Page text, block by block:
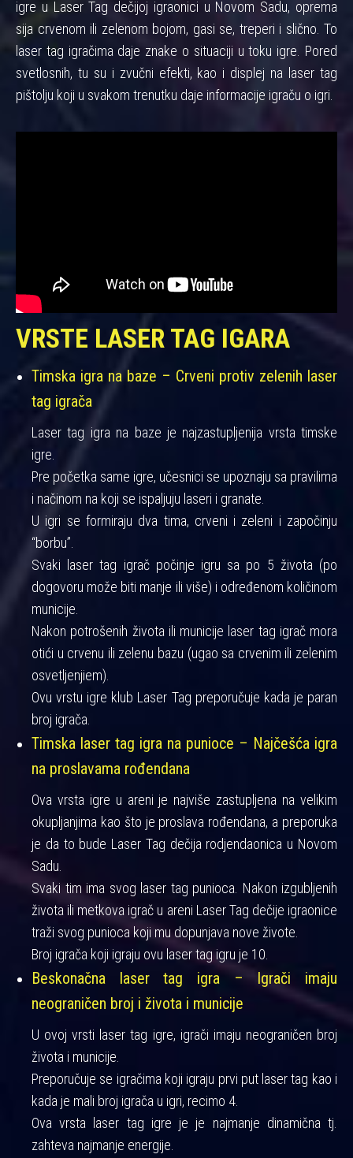
igre u Laser Tag dečijoj igraonici u Novom Sadu, oprema
sija crvenom ili zelenom bojom, gasi se, treperi i slično. To
laser tag igračima daje znake o situaciji u toku igre. Pored
svetlosnih, tu su i zvučni efekti, kao i displej na laser tag
pištolju koji u svakom trenutku daje informacije igraču o igri.
VRSTE LASER TAG IGARA
Timska igra na baze – Crveni protiv zelenih laser
tag igrača
Laser tag igra na baze je najzastupljenija vrsta timske
igre.
Pre početka same igre, učesnici se upoznaju sa pravilima
i načinom na koji se ispaljuju laseri i granate.
U igri se formiraju dva tima, crveni i zeleni i započinju
“borbu”.
Svaki laser tag igrač počinje igru sa po 5 života (po
dogovoru može biti manje ili više) i određenom količinom
municije.
Nakon potrošenih života ili municije laser tag igrač mora
otići u crvenu ili zelenu bazu (ugao sa crvenim ili zelenim
osvetljenjiem).
Ovu vrstu igre klub Laser Tag preporučuje kada je paran
broj igrača.
Timska laser tag igra na punioce – Najčešća igra
na proslavama rođendana
Ova vrsta igre u areni je najviše zastupljena na velikim
okupljanjima kao što je proslava rođendana, a preporuka
je da to bude Laser Tag dečija rodjendaonica u Novom
Sadu.
Svaki tim ima svog laser tag punioca. Nakon izgubljenih
života ili metkova igrač u areni Laser Tag dečije igraonice
traži svog punioca koji mu dopunjava nove živote.
Broj igrača koji igraju ovu laser tag igru je 10.
Beskonačna laser tag igra – Igrači imaju
neograničen broj i života i municije
U ovoj vrsti laser tag igre, igrači imaju neograničen broj
života i municije.
Preporučuje se igračima koji igraju prvi put laser tag kao i
kada je mali broj igrača u igri, recimo 4.
Ova vrsta laser tag igre je je najmanje dinamična tj.
zahteva najmanje energije.